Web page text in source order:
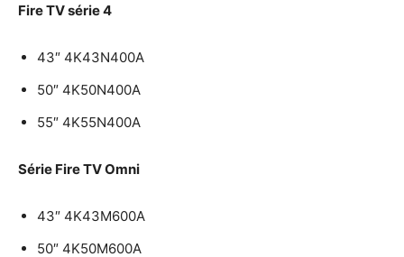
Fire TV série 4
43″ 4K43N400A
50″ 4K50N400A
55″ 4K55N400A
Série Fire TV Omni
43″ 4K43M600A
50″ 4K50M600A